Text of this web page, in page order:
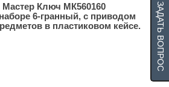
Мастер Ключ МК560160
6-гранный, с приводом
в пластиковом кейсе.
ЗАДАТЬ ВОПРОС